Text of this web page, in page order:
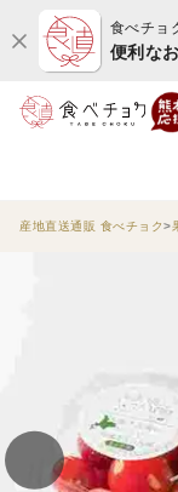
食べチョ
便利な
産地直送通販 食べチョク